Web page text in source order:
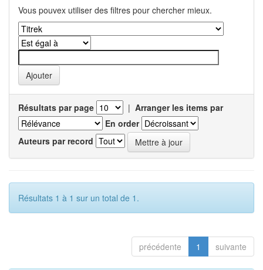
Vous pouvex utiliser des filtres pour chercher mieux.
Résultats par page | Arranger les items par
En order
Auteurs par record
Résultats 1 à 1 sur un total de 1.
précédente 1 suivante